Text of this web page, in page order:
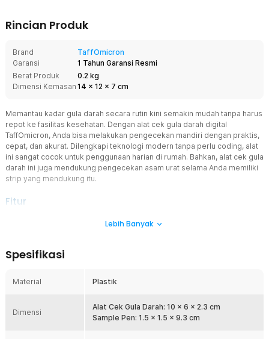
Rincian Produk
Brand
TaffOmicron
Garansi
1 Tahun Garansi Resmi
Berat Produk
0.2 kg
Dimensi Kemasan 14 x 12 x 7 cm
Memantau kadar gula darah secara rutin kini semakin mudah tanpa harus
repot ke fasilitas kesehatan. Dengan alat cek gula darah digital
TaffOmicron, Anda bisa melakukan pengecekan mandiri dengan praktis,
cepat, dan akurat. Dilengkapi teknologi modern tanpa perlu coding, alat
ini sangat cocok untuk penggunaan harian di rumah. Bahkan, alat cek gula
darah ini juga mendukung pengecekan asam urat selama Anda memiliki
strip yang mendukung itu.
Fitur
Teknologi No Coding Lebih Praktis
memasukkan strip dan langsung melakukan pengukuran tanpa
pengguna lansia atau pemula. Dengan sistem no coding, risiko
Menggunakan teknologi enzim GDH, alat ini mampu memberikan
Lebih Banyak
Spesifikasi
Material Plastik
Dimensi
Alat Cek Gula Darah: 10 x 6 x 2.3 cm
Sample Pen: 1.5 x 1.5 x 9.3 cm